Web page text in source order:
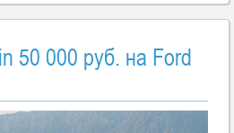
на Ford Kuga
50 000 руб. на Ford